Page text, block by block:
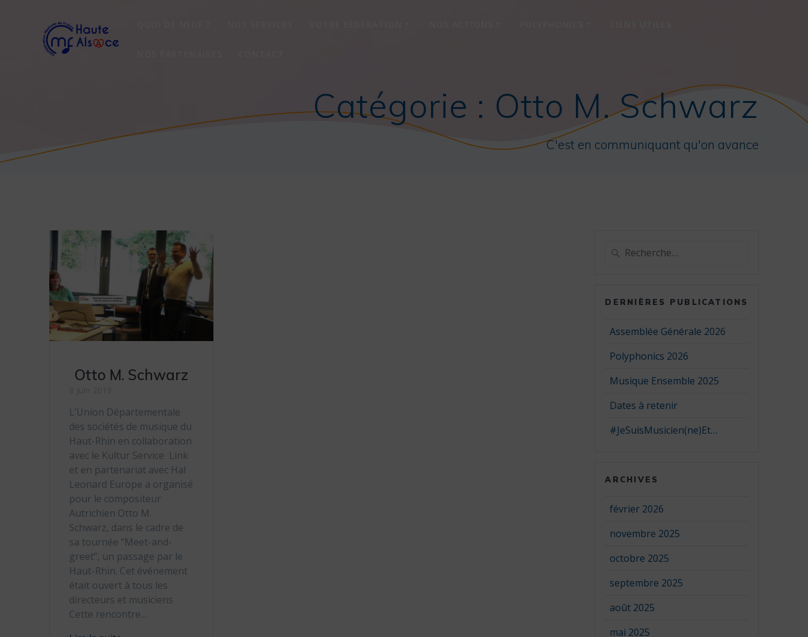
Catégorie : Otto M. Schwarz
C'est en communiquant qu'on avance
Otto M. Schwarz
L’Union Départementale
des sociétés de musique du
Haut-Rhin en collaboration
avec le Kultur Service Link
et en partenariat avec Hal
Leonard Europe a organisé
pour le compositeur
Autrichien Otto M.
Schwarz, dans le cadre de
sa tournée “Meet-and-
greet”, un passage par le
Haut-Rhin. Cet événement
était ouvert à tous les
directeurs et musiciens
Cette rencontre…
Recherche
DERNIÈRES PUBLICATIONS
Assemblée Générale 2026
Polyphonics 2026
Musique Ensemble 2025
Dates à retenir
#JeSuisMusicien(ne)Et…
ARCHIVES
février 2026
novembre 2025
octobre 2025
septembre 2025
août 2025
mai 2025